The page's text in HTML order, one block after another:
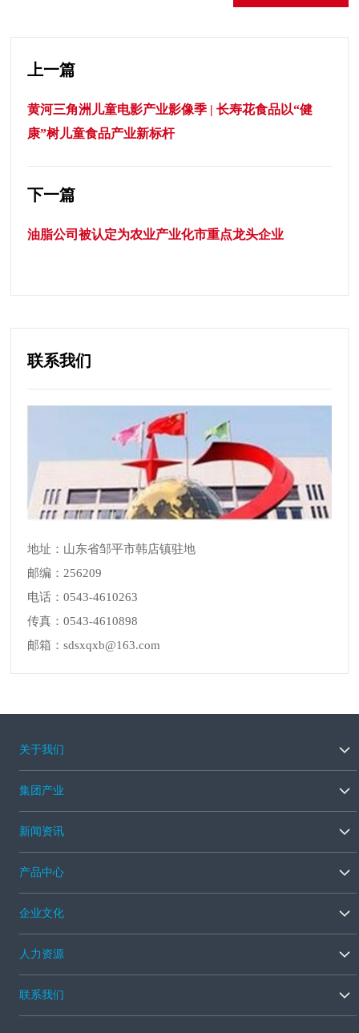
上一篇
黄河三角洲儿童电影产业影像季 | 长寿花食品以“健
康”树儿童食品产业新标杆
下一篇
油脂公司被认定为农业产业化市重点龙头企业
联系我们
地址：山东省邹平市韩店镇驻地
邮编：256209
电话：0543-4610263
传真：0543-4610898
邮箱：sdsxqxb@163.com
关于我们
集团产业
新闻资讯
产品中心
企业文化
人力资源
联系我们